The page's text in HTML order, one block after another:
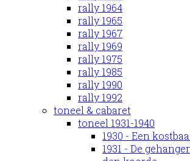
rally 1964
rally 1965
rally 1967
rally 1969
rally 1975
rally 1985
rally 1990
rally 1992
toneel & cabaret
toneel 1931-1940
1930 - Een
1931 - De